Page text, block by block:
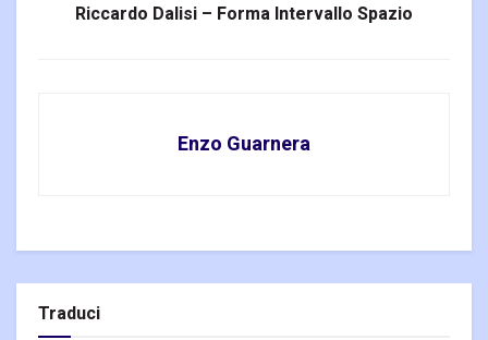
Riccardo Dalisi – Forma Intervallo Spazio
Enzo Guarnera
Traduci